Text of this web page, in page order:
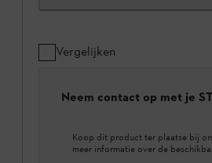
Vergelijken
Neem contact op met je
Koop dit product ter plaatse bij
meer informatie over de